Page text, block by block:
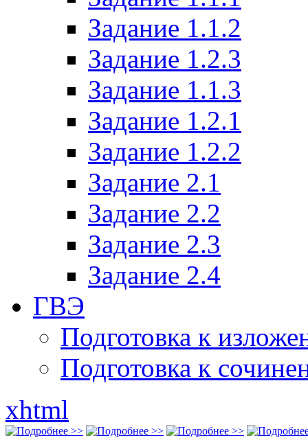
Задание 1.1.2
Задание 1.2.3
Задание 1.1.3
Задание 1.2.1
Задание 1.2.2
Задание 2.1
Задание 2.2
Задание 2.3
Задание 2.4
ГВЭ
Подготовка к
Подготовка к
xhtml